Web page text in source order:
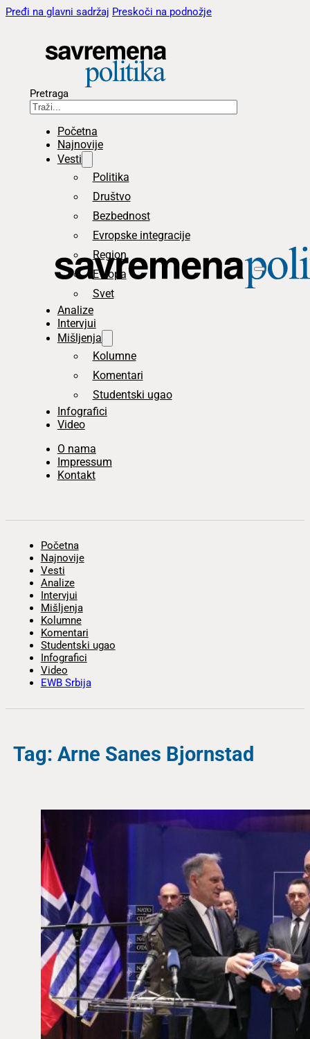
Pređi na glavni sadržaj Preskoči na podnožje
Pretraga
Početna
Najnovije
Vesti
Politika
Društvo
Bezbednost
Evropske integracije
Region
Evropa
Svet
Analize
Intervjui
Mišljenja
Kolumne
Komentari
Studentski ugao
Infografici
Video
O nama
Impressum
Kontakt
Početna
Najnovije
Vesti
Analize
Intervjui
Mišljenja
Kolumne
Komentari
Studentski ugao
Infografici
Video
EWB Srbija
Tag: Arne Sanes Bjornstad